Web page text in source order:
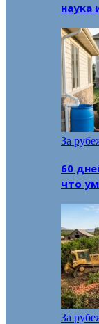
наука
За
60
что
За